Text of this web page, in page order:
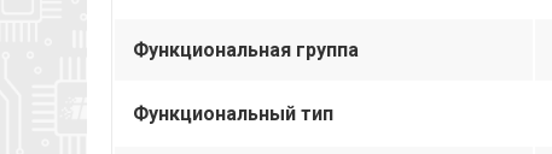
Функциональная группа
Функциональный тип